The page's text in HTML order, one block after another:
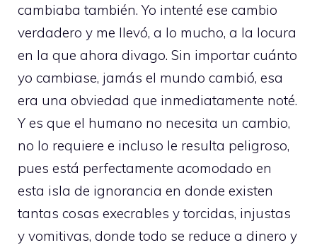
cambiaba también. Yo intenté ese cambio
verdadero y me llevó, a lo mucho, a la locura
en la que ahora divago. Sin importar cuánto
yo cambiase, jamás el mundo cambió, esa
era una obviedad que inmediatamente noté.
Y es que el humano no necesita un cambio,
no lo requiere e incluso le resulta peligroso,
pues está perfectamente acomodado en
esta isla de ignorancia en donde existen
tantas cosas execrables y torcidas, injustas
y vomitivas, donde todo se reduce a dinero y